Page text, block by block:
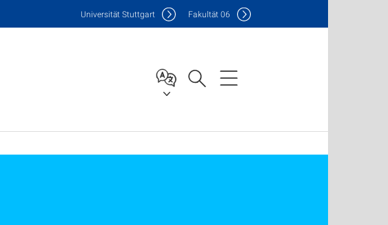
Universität Stuttgart Fakultät06